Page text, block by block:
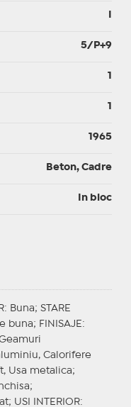
5/P+9
1
1
1965
Beton, Cadre
In bloc
: Buna; STARE
buna; FINISAJE :
Calorifere
Usa metalica;
USI INTERIOR: